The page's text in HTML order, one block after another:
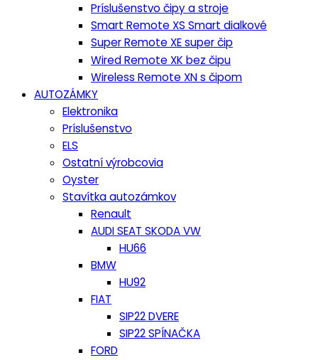
Príslušenstvo čipy a stroje
Smart Remote XS Smart dialkové
Super Remote XE super čip
Wired Remote XK bez čipu
Wireless Remote XN s čipom
AUTOZÁMKY
Elektronika
Príslušenstvo
ELS
Ostatní výrobcovia
Oyster
Stavítka autozámkov
Renault
AUDI SEAT SKODA VW
HU66
BMW
HU92
FIAT
SIP22 DVERE
SIP22 SPÍNAČKA
FORD